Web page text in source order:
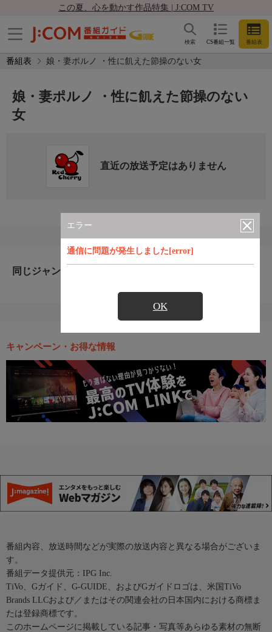
この夏、心を動かす作品特集 | J:COM TV
CS番組一覧 番組表
検索
番組表 娘・妻ポルノ ・性に飢えた節操のない女
エラー
通信に問題が発生しました[error]
OK
娘・妻ポルノ ・性に飢えた節操のない
女
直近の放送予定はありません
同じジャンルのおすすめ番組
キャンペーン・お得な情報
番組内容、放送時間などが実際の放送内容と異なる場合がございま
す。
番組データ提供元：IPG Inc.
TiVo、Gガイド、G-GUIDE、およびGガイドロゴは、米国TiVo
Brands LLCおよび／またはその関連会社の日本国内における商標ま
たは登録商標です。
このホームページに掲載している記事・写真等あらゆる素材の無断